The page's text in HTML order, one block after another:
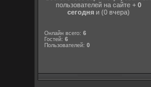
пользователей на сайте + 0
сегодняи (0 вчера)
Онлайн всего:6
Гостей:6
Пользователей:0